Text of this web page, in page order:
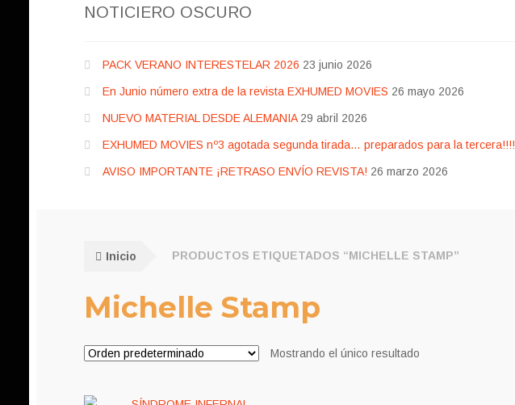
NOTICIERO OSCURO
PACK VERANO INTERESTELAR 2026 23 junio 2026
En Junio número extra de la revista EXHUMED MOVIES 26 mayo 2026
NUEVO MATERIAL DESDE ALEMANIA 29 abril 2026
EXHUMED MOVIES nº3 agotada segunda tirada… preparados para la tercera!!!!
AVISO IMPORTANTE ¡RETRASO ENVÍO REVISTA! 26 marzo 2026
Inicio PRODUCTOS ETIQUETADOS “MICHELLE STAMP”
Michelle Stamp
Mostrando el único resultado